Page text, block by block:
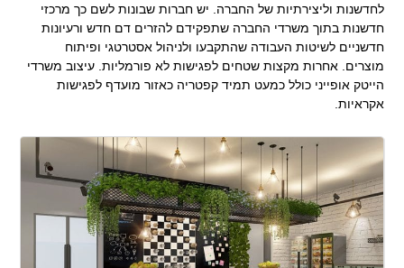
לחדשנות וליצירתיות של החברה. יש חברות שבונות לשם כך מרכזי
חדשנות בתוך משרדי החברה שתפקידם להזרים דם חדש ורעיונות
חדשניים לשיטות העבודה שהתקבעו ולניהול אסטרטגי ופיתוח
מוצרים. אחרות מקצות שטחים לפגישות לא פורמליות. עיצוב משרדי
הייטק אופייני כולל כמעט תמיד קפטריה כאזור מועדף לפגישות
אקראיות.